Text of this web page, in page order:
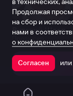
Виталий Шляппо
Продюсер
Продолжая
на сбор и
нами в
о
Согласен или